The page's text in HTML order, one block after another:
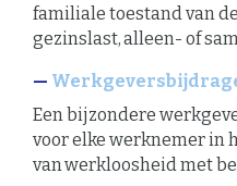
familiale toestand van
gezinslast, alleen- of
Een bijzondere
voor elke werknemer in
van werkloosheid met